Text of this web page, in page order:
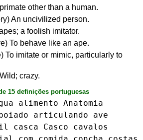
other than a human.
An uncivilized person.
a foolish imitator.
To behave like an ape.
To imitate or mimic, particularly to
crazy.
15 definições portuguesas
alimento Anatomia
articulando
ave
casca Casco
cavalos